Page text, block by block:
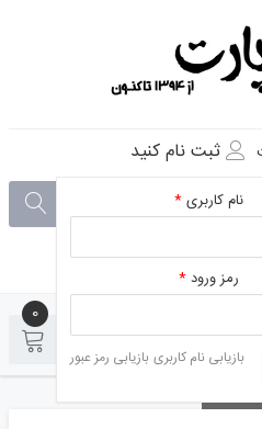
نام کاربری*
رمز ورود*
بازیابی نام کاربری بازیابی رمز عبور
ثبت نام کنید
0